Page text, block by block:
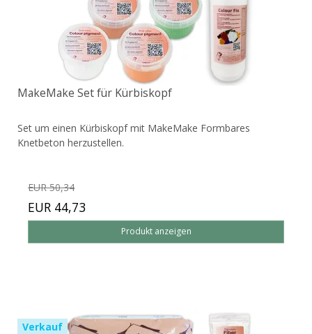
MakeMake Set für Kürbiskopf
Set um einen Kürbiskopf mit MakeMake Formbares
Knetbeton herzustellen.
EUR 50,34
EUR 44,73
Produkt anzeigen
Verkauf